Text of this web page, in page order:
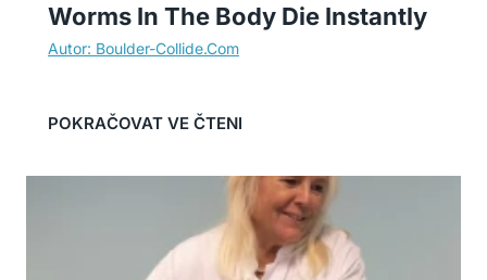
Worms In The Body Die Instantly